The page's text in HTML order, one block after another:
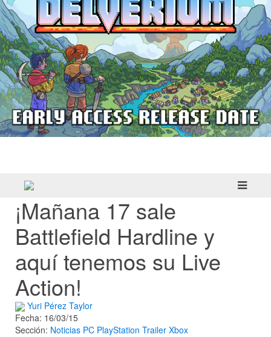
¡Mañana 17 sale
Battlefield Hardline y
aquí tenemos su Live
Action!
Yuri Pérez Taylor
Fecha: 16/03/15
Sección: Noticias PC PlayStation Trailer Xbox